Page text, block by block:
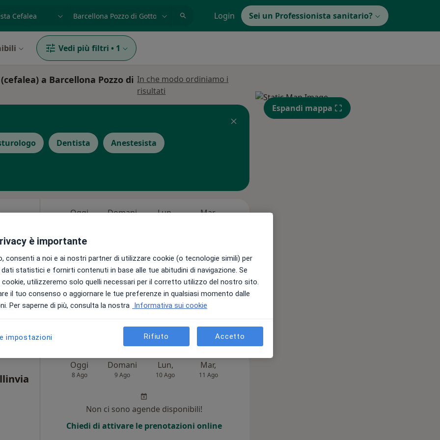
Login Sei un Professionista sanitario?
Vedi più filtri • 1
a Barcellona Pozzo di In che modo ordiniamo i
risultati
Dentista Anestesista
Altro
•Mappa
60 €
Oggi Domani Lun, Mar, Mer,
Non ci sono agende disponibili!
Chiedi di attivare le prenotazioni online
Oggi
8 Ago
Domani
9 Ago
Lun,
10 Ago
Mar,
11 Ago
Non ci sono agende disponibili!
Chiedi di attivare le prenotazioni online
Espandi mappa
è importante
consenti a noi e ai nostri partner di utilizzare cookie (o tecnologie simili) per
statistici e fornirti contenuti in base alle tue abitudini di navigazione. Se
utilizzeremo solo quelli necessari per il corretto utilizzo del nostro sito.
il tuo consenso o aggiornare le tue preferenze in qualsiasi momento dalle
Per saperne di più, consulta la nostra Informativa sui cookie
impostazioni Rifiuto Accetto